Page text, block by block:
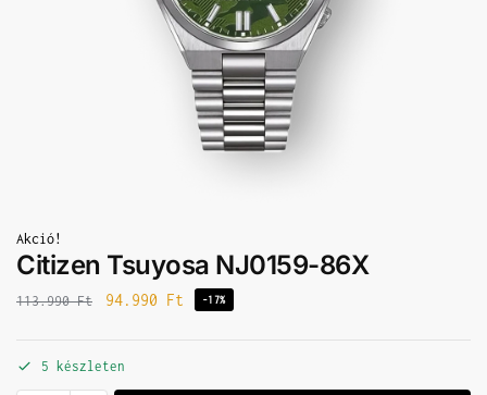
Akció!
Citizen Tsuyosa NJ0159-86X
113.990Ft 94.990 Ft -17%
5 készleten